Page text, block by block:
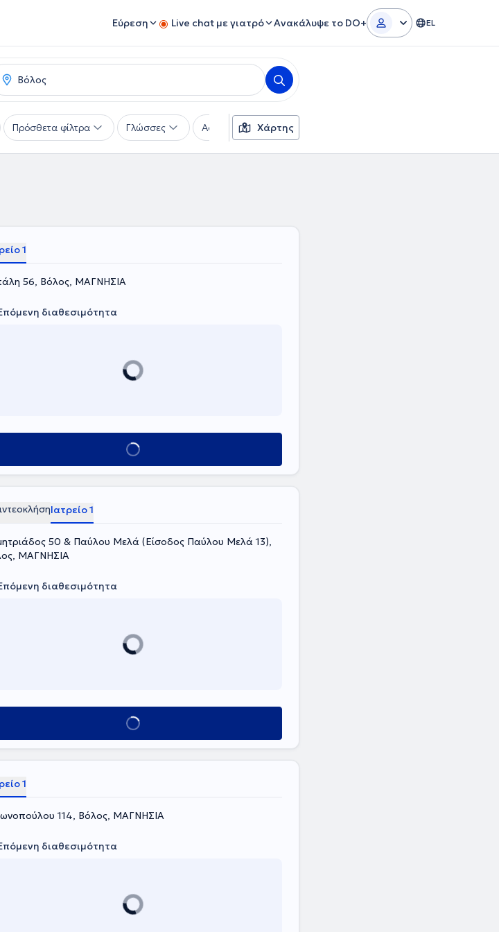
Εύρεση Live chat με γιατρό Ανακάλυψε το DO+ EL
Πρόσθετα φίλτρα Γλώσσες Ασφαλιστικές εταιρείες
Χάρτης
1
56, Βόλος, ΜΑΓΝΗΣΙΑ
διαθεσιμότητα
Κλείσε ραντεβού
Ιατρείο 1
50 & Παύλου Μελά (Είσοδος Παύλου Μελά 13),
ΜΑΓΝΗΣΙΑ
διαθεσιμότητα
Κλείσε ραντεβού
1
114, Βόλος, ΜΑΓΝΗΣΙΑ
διαθεσιμότητα